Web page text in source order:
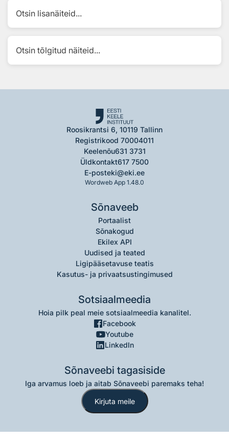
Otsin lisanäiteid...
Otsin tõlgitud näiteid...
Roosikrantsi 6, 10119 Tallinn
Registrikood 70004011
Keelenõu631 3731
Üldkontakt617 7500
E-posteki@eki.ee
Wordweb App 1.48.0
Sõnaveeb
Portaalist
Sõnakogud
Ekilex API
Uudised ja teated
Ligipääsetavuse teatis
Kasutus- ja privaatsustingimused
Sotsiaalmeedia
Hoia pilk peal meie sotsiaalmeedia kanalitel.
Facebook
Youtube
LinkedIn
Sõnaveebi tagasiside
Iga arvamus loeb ja aitab Sõnaveebi paremaks teha!
Kirjuta meile